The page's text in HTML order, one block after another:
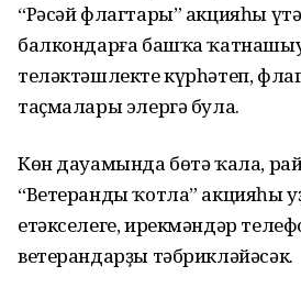
“Рәсәй флагтары” акцияһы
балкондарға башҡа
теләктәшлекте күрһәтеп,
таҫмалары элергә була.
Көн дауамында бөтә ҡала,
“Ветеранды ҡотла” акцияһы
етәкселеге, ирекмәндәр
ветерандарҙы тәбрикләйәсәк.